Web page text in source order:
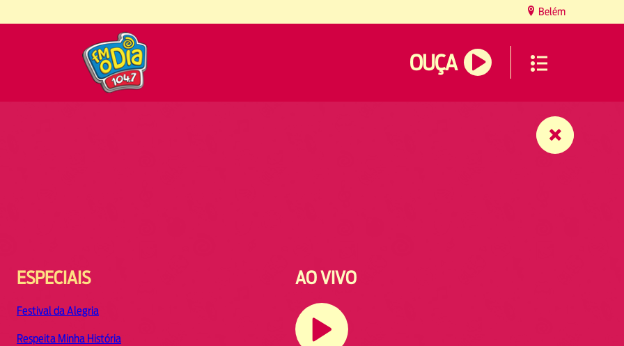
Belém
OUÇA
ESPECIAIS
Festival da Alegria
Respeita Minha História
AO VIVO